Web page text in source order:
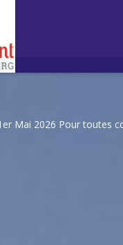
Mai 2026 Pour toutes